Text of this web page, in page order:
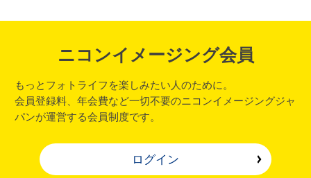
ニコンイメージング会員
もっとフォトライフを楽しみたい人のために。
会員登録料、年会費など一切不要のニコンイメージングジャ
パンが運営する会員制度です。
ログイン